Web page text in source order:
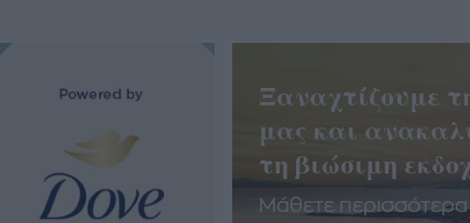
Ξαναχτίζουμε
μας και
τη βιώσιμη
Μάθετε περισσότερα